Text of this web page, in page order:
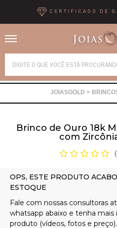
CERTIFICADO DE
Brinco de Ouro 18k
com
(
Alianças
Brincos
Gargantilhas
Pingentes